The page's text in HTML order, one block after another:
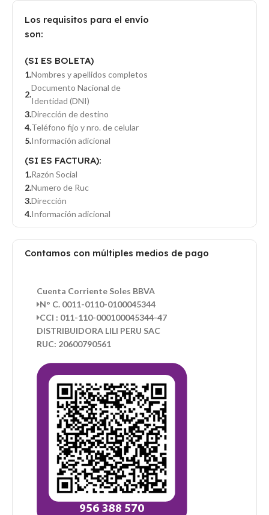
Los requisitos para el envío
son:
(SI ES BOLETA)
Nombres y apellidos completos
Documento Nacional de
Identidad (DNI)
Dirección de destino
Teléfono fijo y nro. de celular
Información adicional
(SI ES FACTURA):
Razón Social
Numero de Ruc
Dirección
Información adicional
Contamos con múltiples medios de pago
Cuenta Corriente Soles BBVA
N° C. 0011-0110-0100045344
CCI : 011-110-000100045344-47
DISTRIBUIDORA LILI PERU SAC
RUC: 20600790561